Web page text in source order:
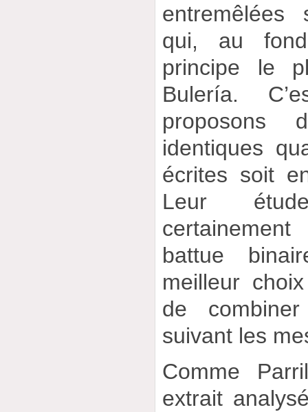
entremêlées
qui, au
principe le
Bulería.
proposons
identiques
écrites soit
Leur
battue
meilleur
de
suivant les
Comme
extrait